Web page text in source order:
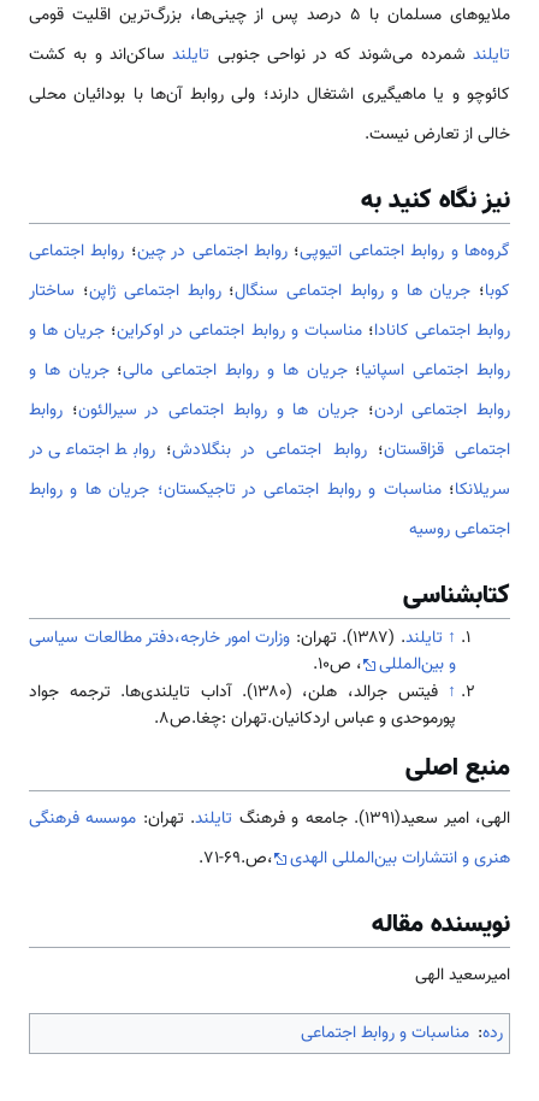
ملایوهای مسلمان با ۵ درصد پس از چینی‌ها، بزرگ‌ترین اقلیت قومی
تایلندشمرده می‌شوند که در نواحی جنوبی تایلندساکن‌اند و به کشت
کائوچو و یا ماهیگیری اشتغال دارند؛ ولی روابط آن‌ها با بودائیان محلی
خالی از تعارض نیست.
نیز نگاه کنید به
گروه‌ها و روابط اجتماعی اتیوپی؛ روابط اجتماعی در چین؛ روابط اجتماعی
کوبا؛ جریان ها و روابط اجتماعی سنگال؛روابط اجتماعی ژاپن؛ ساختار
روابط اجتماعی کانادا؛مناسبات و روابط اجتماعی در اوکراین؛ جریان ها و
روابط اجتماعی اسپانیا؛جریان ها و روابط اجتماعی مالی؛جریان ها و
روابط اجتماعی اردن؛جریان ها و روابط اجتماعی در سیرالئون؛ روابط
اجتماعی قزاقستان؛روابط اجتماعی در بنگلادش؛روابط اجتماعی در
سریلانکا؛مناسبات و روابط اجتماعی در تاجیکستان؛ جریان ها و روابط
اجتماعی روسیه
کتابشناسی
↑ تایلند. (۱۳۸۷). تهران:
وزارت امور خارجه،دفتر مطالعات سیاسی
و بین‌المللی
، ص10.
↑
فیتس جرالد، هلن، (۱۳۸۰). آداب تایلندی‌ها. ترجمه جواد
پورموحدی و عباس اردکانیان.تهران :چغا.ص8.
منبع اصلی
الهی، امیر سعید(1391). جامعه و فرهنگ تایلند. تهران: موسسه فرهنگی
هنری و انتشارات بین‌المللی الهدی
،ص.69-71.
نویسنده مقاله
امیرسعید الهی
رده: مناسبات و روابط اجتماعی